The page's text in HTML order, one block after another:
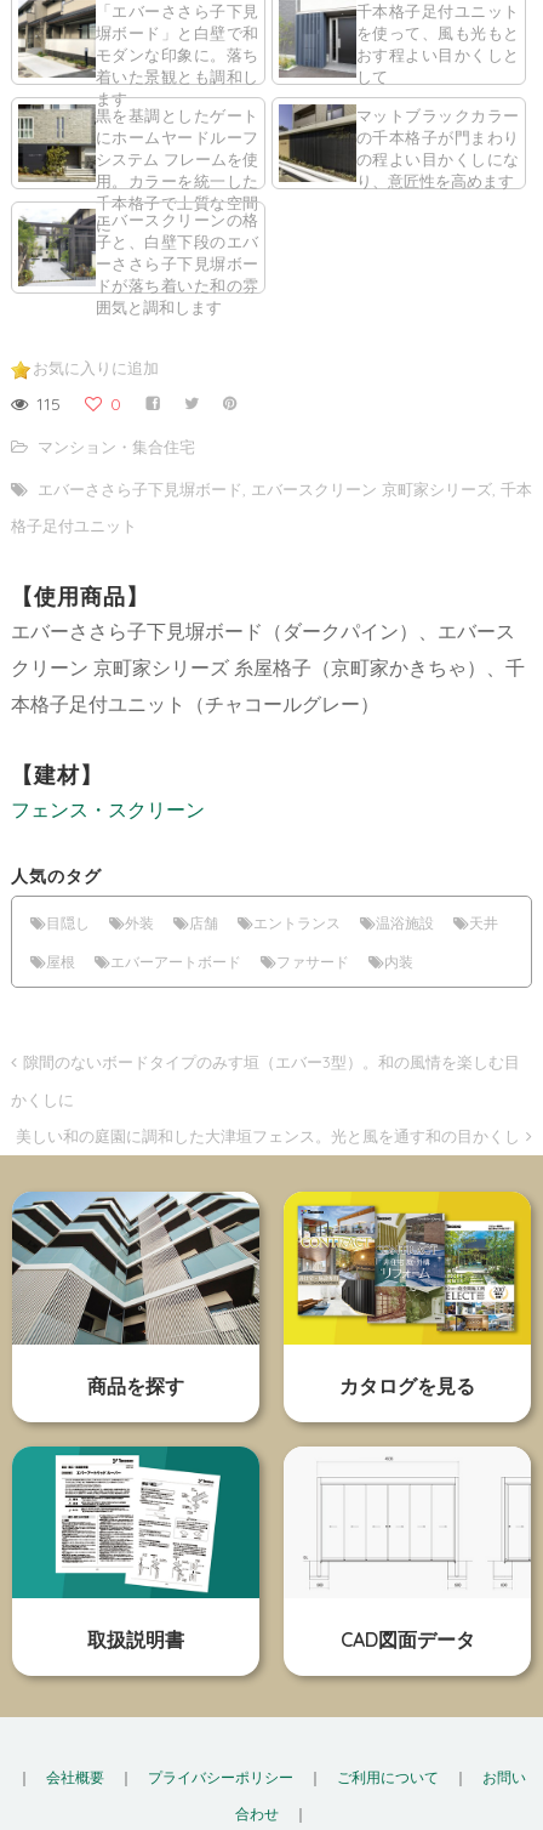
「エバーささら子下見
塀ボード」と白壁で和
モダンな印象に。落ち
着いた景観とも調和し
ます
千本格子足付ユニット
を使って、風も光もと
おす程よい目かくしと
して
黒を基調としたゲート
にホームヤードルーフ
システム フレームを使
用。カラーを統一した
千本格子で上質な空間
に
マットブラックカラー
の千本格子が門まわり
の程よい目かくしにな
り、意匠性を高めます
エバースクリーンの格
子と、白壁下段のエバ
ーささら子下見塀ボー
ドが落ち着いた和の雰
囲気と調和します
お気に入りに追加
115 0
マンション・集合住宅
エバーささら子下見塀ボード, エバースクリーン 京町家シリーズ, 千本
格子足付ユニット
【使用商品】
エバーささら子下見塀ボード（ダークパイン）、エバース
クリーン 京町家シリーズ 糸屋格子（京町家かきちゃ）、千
本格子足付ユニット（チャコールグレー）
【建材】
フェンス・スクリーン
人気のタグ
目隠し 外装 店舗 エントランス 温浴施設 天井
屋根 エバーアートボード ファサード 内装
隙間のないボードタイプのみす垣（エバー3型）。和の風情を楽しむ目
かくしに
美しい和の庭園に調和した大津垣フェンス。光と風を通す和の目かくし
商品を探す カタログを見る
取扱説明書 CAD図面データ
｜ 会社概要｜ プライバシーポリシー ｜ ご利用について ｜ お問い
合わせ｜